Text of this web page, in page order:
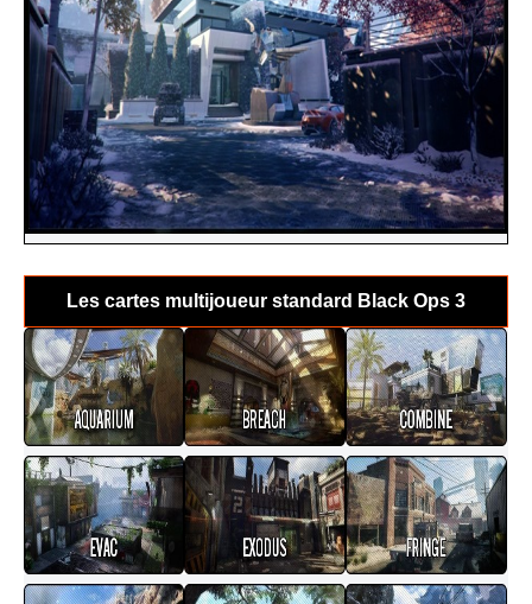
Les cartes multijoueur standard Black Ops 3